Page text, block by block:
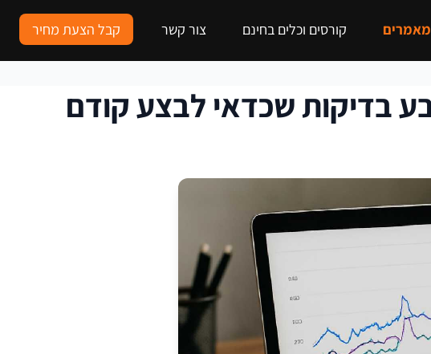
מאמרים קורסים וכלים בחינם צור קשר קבל הצעת מחיר